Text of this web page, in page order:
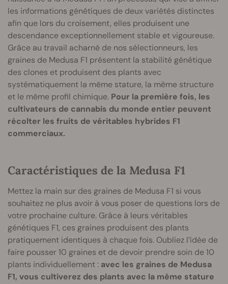
les informations génétiques de deux variétés distinctes
afin que lors du croisement, elles produisent une
descendance exceptionnellement stable et vigoureuse.
Grâce au travail acharné de nos sélectionneurs, les
graines de Medusa F1 présentent la stabilité génétique
des clones et produisent des plants avec
systématiquement la même stature, la même structure
et le même profil chimique. Pour la première fois, les
cultivateurs de cannabis du monde entier peuvent
récolter les fruits de véritables hybrides F1
commerciaux.
Caractéristiques de la Medusa F1
Mettez la main sur des graines de Medusa F1 si vous
souhaitez ne plus avoir à vous poser de questions lors de
votre prochaine culture. Grâce à leurs véritables
génétiques F1, ces graines produisent des plants
pratiquement identiques à chaque fois. Oubliez l’idée de
faire pousser 10 graines et de devoir prendre soin de 10
plants individuellement : avec les graines de Medusa
F1, vous cultiverez des plants avec la même stature